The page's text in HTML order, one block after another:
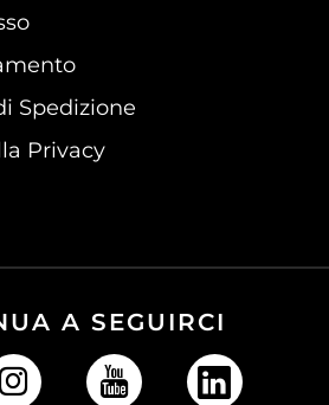
Spedizione
Privacy
A SEGUIRCI